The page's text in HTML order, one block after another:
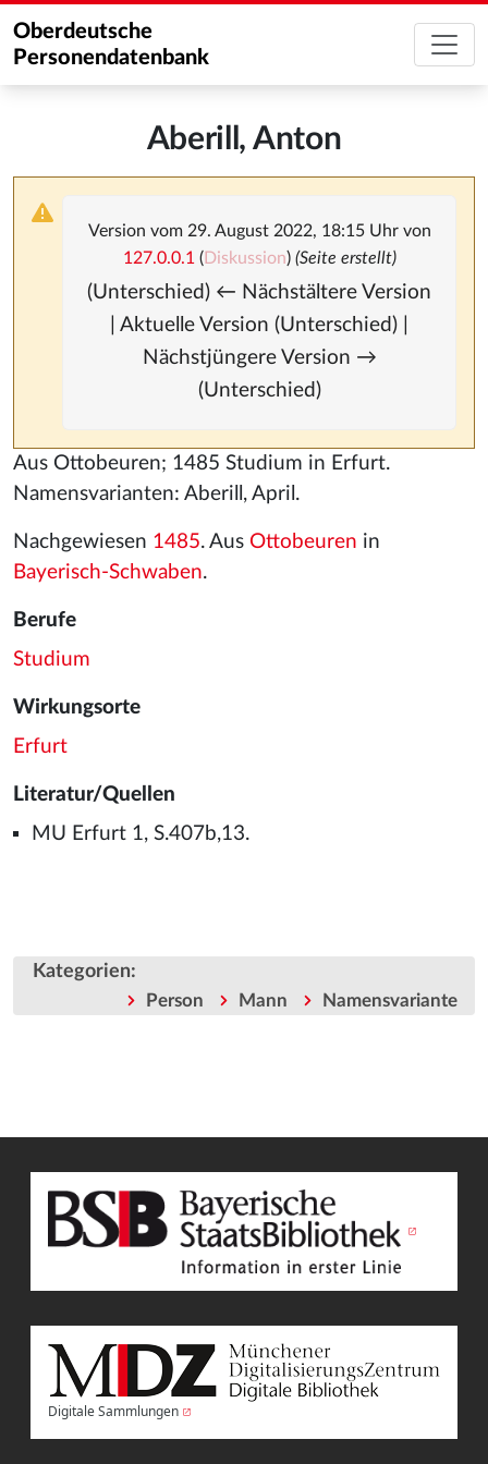
Oberdeutsche
Personendatenbank
Aberill, Anton
Version vom 29. August 2022, 18:15 Uhr von
127.0.0.1 (Diskussion) (Seite erstellt)
(Unterschied) ← Nächstältere Version
| Aktuelle Version (Unterschied) |
Nächstjüngere Version →
(Unterschied)
Aus Ottobeuren; 1485 Studium in Erfurt.
Namensvarianten: Aberill, April.
Nachgewiesen 1485. Aus Ottobeuren in
Bayerisch-Schwaben.
Berufe
Studium
Wirkungsorte
Erfurt
Literatur/Quellen
MU Erfurt 1, S.407b,13.
Kategorien:
Person Mann Namensvariante
Digitale Sammlungen